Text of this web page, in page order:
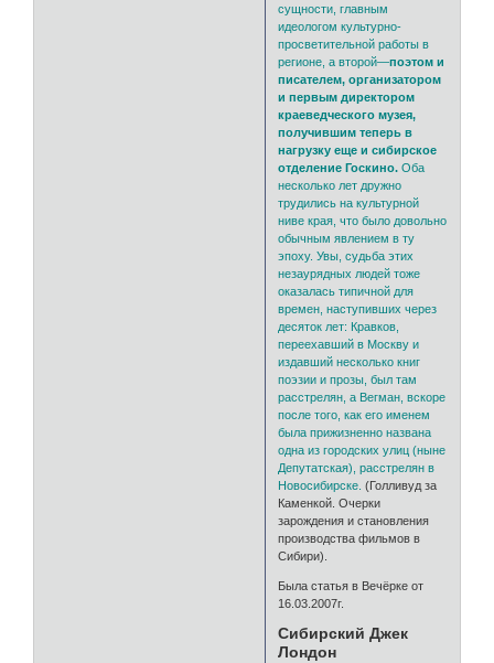
сущности, главным
идеологом культурно-
просветительной работы в
регионе, а второй—поэтом и
писателем, организатором
и первым директором
краеведческого музея,
получившим теперь в
нагрузку еще и сибирское
отделение Госкино.Оба
несколько лет дружно
трудились на культурной
ниве края, что было довольно
обычным явлением в ту
эпоху. Увы, судьба этих
незаурядных людей тоже
оказалась типичной для
времен, наступивших через
десяток лет: Кравков,
переехавший в Москву и
издавший несколько книг
поэзии и прозы, был там
расстрелян, а Вегман, вскоре
после того, как его именем
была прижизненно названа
одна из городских улиц (ныне
Депутатская), расстрелян в
Новосибирске.(Голливуд за
Каменкой. Очерки
зарождения и становления
производства фильмов в
Сибири).
Была статья в Вечёрке от
16.03.2007г.
Сибирский Джек
Лондон